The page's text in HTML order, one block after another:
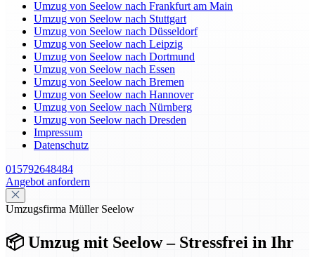
Umzug von Seelow nach Frankfurt am Main
Umzug von Seelow nach Stuttgart
Umzug von Seelow nach Düsseldorf
Umzug von Seelow nach Leipzig
Umzug von Seelow nach Dortmund
Umzug von Seelow nach Essen
Umzug von Seelow nach Bremen
Umzug von Seelow nach Hannover
Umzug von Seelow nach Nürnberg
Umzug von Seelow nach Dresden
Impressum
Datenschutz
015792648484
Angebot anfordern
Umzugsfirma Müller Seelow
📦 Umzug mit Seelow – Stressfrei in Ihr